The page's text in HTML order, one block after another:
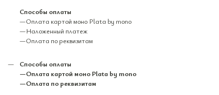
Способы оплаты
—Оплата картой моно Plata by mono
—Наложенный платеж
—Оплата по реквизитам
Способы оплаты
—Оплата картой моно Plata by mono
—Оплата по реквизитам